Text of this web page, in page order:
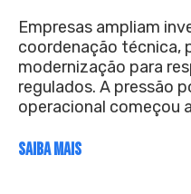
Empresas ampliam
coordenação técnica,
modernização para
regulados. A pressão
operacional começou
SAIBA MAIS